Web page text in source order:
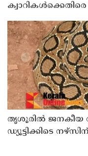
തൃശൂരിൽ ജനകീയ
ഡ്യൂട്ടിക്കിടെ